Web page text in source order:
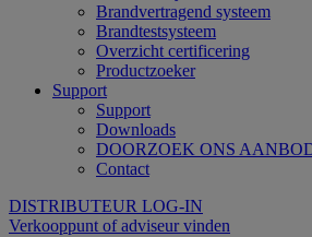
Brandvertragend systeem
Brandtestsysteem
Overzicht certificering
Productzoeker
Support
Support
Downloads
DOORZOEK ONS
Contact
DISTRIBUTEUR LOG-IN
Verkooppunt of adviseur vinden